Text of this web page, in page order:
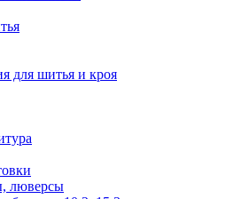
для шитья и кроя
люверсы